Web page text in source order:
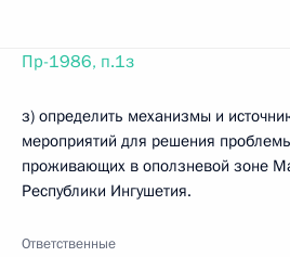
Пр-1986, п.1з
з) определить механизмы и
мероприятий для решения
проживающих в оползневой зоне
Республики Ингушетия.
Ответственные